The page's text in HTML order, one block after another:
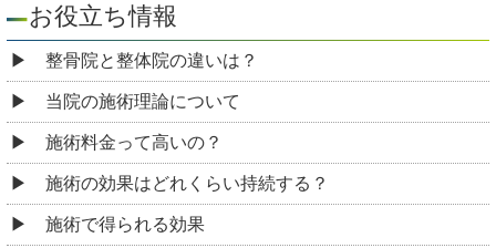
お役立ち情報
整骨院と整体院の違いは？
当院の施術理論について
施術料金って高いの？
施術の効果はどれくらい持続する？
施術で得られる効果